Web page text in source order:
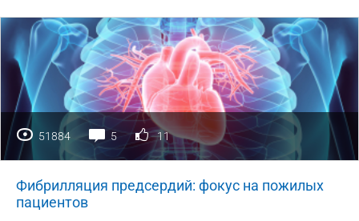
51884 5 11
Фибрилляция предсердий: фокус на пожилых
пациентов